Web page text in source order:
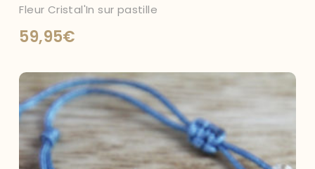
Fleur Cristal'In sur pastille
59,95€